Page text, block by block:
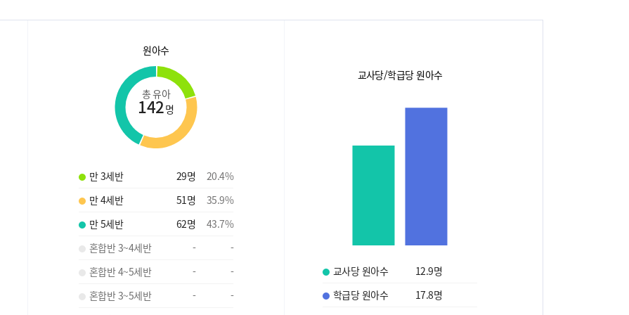
원아수
총 유아
142명
만 3세반 29명 20.4%
만 4세반
51 명 35.9%
만 5세반
62명 43.7%
혼합반 3~4세반
-
-
혼합반 4~5세반
-
-
혼합반 3~5세반
-
-
교사당/학급당 원아수
교사당 원아수 12.9명
학급당 원아수
17.8명